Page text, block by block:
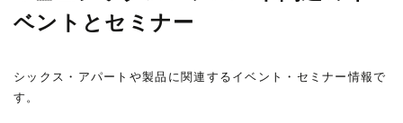
ベントとセミナー
シックス・アパートや製品に関連するイベント・セミナー情報で
す。